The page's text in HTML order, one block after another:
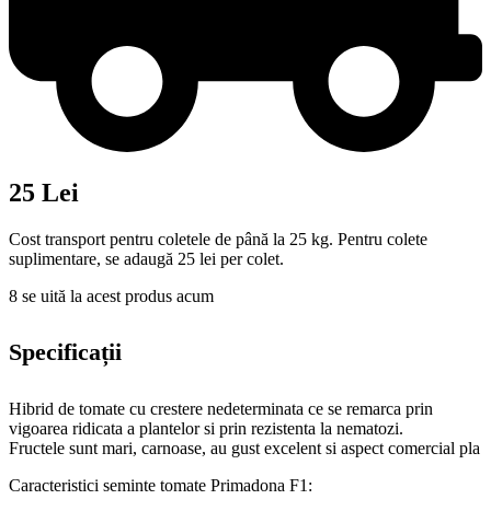
25 Lei
Cost transport pentru coletele de până la 25 kg. Pentru colete
suplimentare, se adaugă 25 lei per colet.
8 se uită la acest produs acum
Specificații
Hibrid de tomate cu crestere nedeterminata ce se remarca prin
vigoarea ridicata a plantelor si prin rezistenta la nematozi.
Fructele sunt mari, carnoase, au gust excelent si aspect comercial pla
Caracteristici seminte tomate Primadona F1: